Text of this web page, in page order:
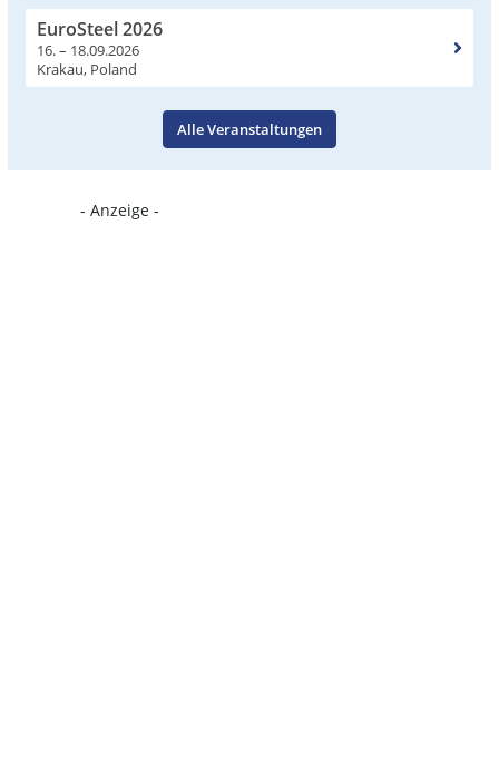
EuroSteel 2026
16. – 18.09.2026
Krakau, Poland
Alle Veranstaltungen
- Anzeige -